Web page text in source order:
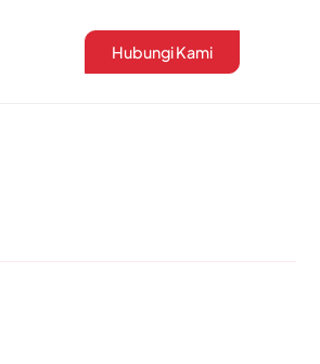
Hubungi Kami